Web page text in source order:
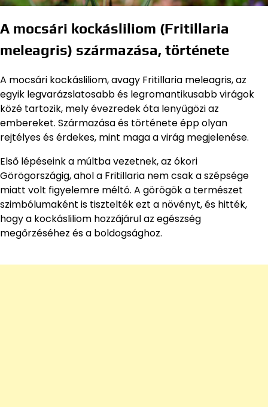
A mocsári kockásliliom (Fritillaria
meleagris) származása, története
A mocsári kockásliliom, avagy Fritillaria meleagris, az
egyik legvarázslatosabb és legromantikusabb virágok
közé tartozik, mely évezredek óta lenyűgözi az
embereket. Származása és története épp olyan
rejtélyes és érdekes, mint maga a virág megjelenése.
Első lépéseink a múltba vezetnek, az ókori
Görögországig, ahol a Fritillaria nem csak a szépsége
miatt volt figyelemre méltó. A görögök a természet
szimbólumaként is tisztelték ezt a növényt, és hitték,
hogy a kockásliliom hozzájárul az egészség
megőrzéséhez és a boldogsághoz.